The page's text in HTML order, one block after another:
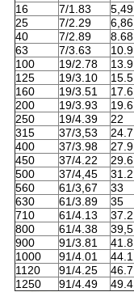
16
7/1.83 5,49
25
7/2.29 6,86
40
7/2.89 8.68
63
7/3.63 10.9
100
19/2.78 13.9
125
19/3.10 15.5
160
19/3.51 17.6
200
19/3.93 19.6
250
19/4.39 22
315
37/3,53 24.7
400
37/3.98 27.9
450
37/4.22 29.6
500
37/4,45 31.2
560
61/3,67 33
630
61/3.89 35
710
61/4.13 37.2
800
61/4.38 39,5
900
91/3.81 41.8
1000
91/4.01 44.1
1120
91/4.25 46.7
1250
91/4.49 49.4